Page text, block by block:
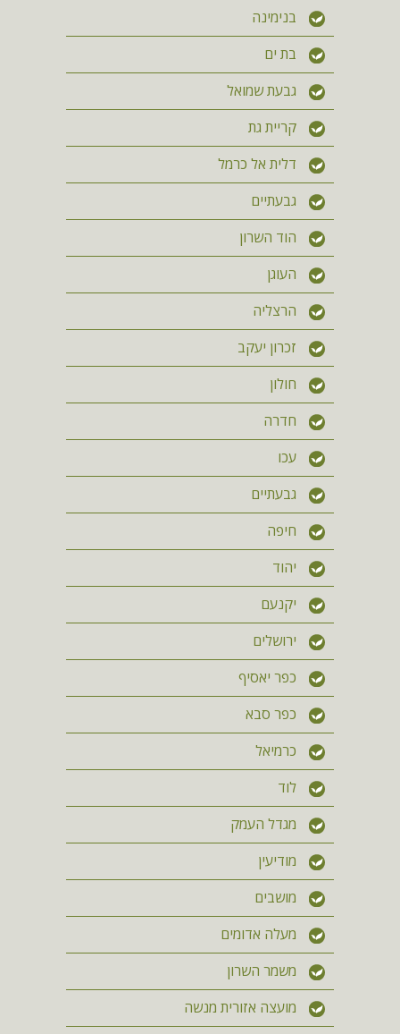
בנימינה
בת ים
גבעת שמואל
קריית גת
דלית אל כרמל
גבעתיים
הוד השרון
העוגן
הרצליה
זכרון יעקב
חולון
חדרה
עכו
גבעתיים
חיפה
יהוד
יקנעם
ירושלים
כפר יאסיף
כפר סבא
כרמיאל
לוד
מגדל העמק
מודיעין
מושבים
מעלה אדומים
משמר השרון
מועצה אזורית מנשה